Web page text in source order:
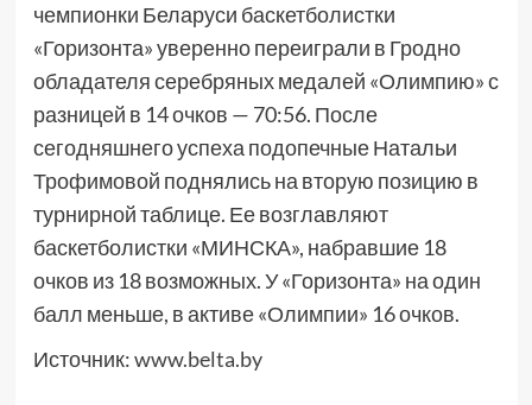
чемпионки Беларуси баскетболистки
«Горизонта» уверенно переиграли в Гродно
обладателя серебряных медалей «Олимпию» с
разницей в 14 очков — 70:56. После
сегодняшнего успеха подопечные Натальи
Трофимовой поднялись на вторую позицию в
турнирной таблице. Ее возглавляют
баскетболистки «МИНСКА», набравшие 18
очков из 18 возможных. У «Горизонта» на один
балл меньше, в активе «Олимпии» 16 очков.
Источник:www.belta.by